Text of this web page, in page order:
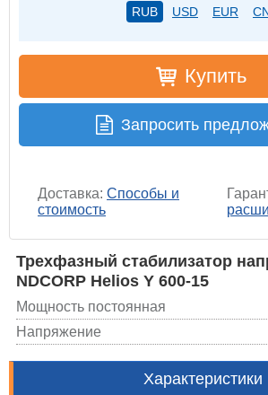
RUB USD EUR
Купить
Запросить
Доставка: Способы и
стоимость
Трехфазный стабилизатор
NDCORP Helios Y 600-15
Мощность постоянная
Напряжение
Характеристики